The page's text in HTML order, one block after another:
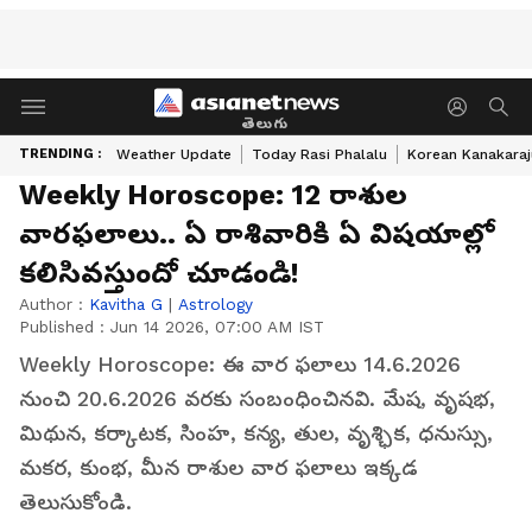
తెలుగు
TRENDING : Weather Update Today Rasi Phalalu Korean
Weekly Horoscope: 12 రాశుల
వారఫలాలు.. ఏ రాశివారికి ఏ విషయాల్లో
కలిసివస్తుందో చూడండి!
Author : Kavitha G | Astrology
Published : Jun 14 2026, 07:00 AM IST
Weekly Horoscope: ఈ వార ఫలాలు 14.6.2026
నుంచి 20.6.2026 వరకు సంబంధించినవి. మేష, వృషభ,
మిథున, కర్కాటక, సింహ, కన్య, తుల, వృశ్ఛిక, ధనుస్సు,
మకర, కుంభ, మీన రాశుల వార ఫలాలు ఇక్కడ
తెలుసుకోండి.